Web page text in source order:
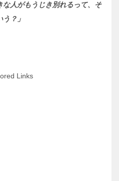
人がもうじき別れるって、そ
？」
Links